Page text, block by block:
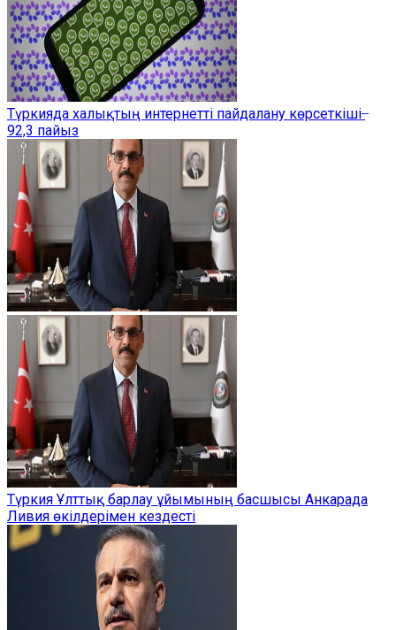
Түркияда халықтың интернетті пайдалану көрсеткіші ̶
92,3 пайыз
Түркия Ұлттық барлау ұйымының басшысы Анкарада
Ливия өкілдерімен кездесті